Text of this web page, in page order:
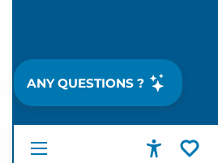
ANY QUESTIONS ?